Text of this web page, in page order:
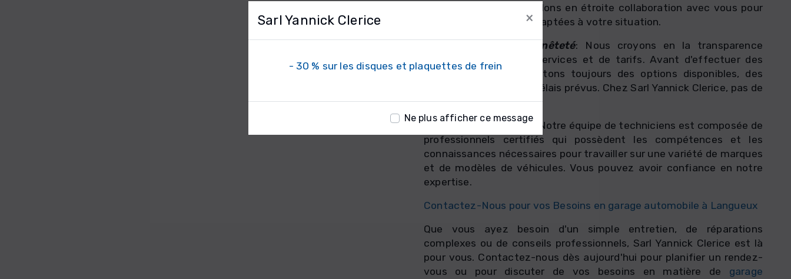
Sarl Yannick Clerice ×
- 30 % sur les disques et plaquettes de frein
Ne plus afficher ce message
compte, et nous travaillons en étroite collaboration avec vous pour
trouver des solutions adaptées à votre situation.
Transparence et Honnêteté: Nous croyons en la transparence
totale en matière de services et de tarifs. Avant d'effectuer des
réparations, nous discutons toujours des options disponibles, des
coûts associés et des délais prévus. Chez Sarl Yannick Clerice, pas de
surprises désagréables.
Techniciens Certifiés
: Notre équipe de techniciens est composée de
professionnels certifiés qui possèdent les compétences et les
connaissances nécessaires pour travailler sur une variété de marques
et de modèles de véhicules. Vous pouvez avoir confiance en notre
expertise.
Contactez-Nous pour vos Besoins en garage automobile à Langueux
Que vous ayez besoin d'un simple entretien, de réparations
complexes ou de conseils professionnels, Sarl Yannick Clerice est là
pour vous. Contactez-nous dès aujourd'hui pour planifier un rendez-
vous ou pour discuter de vos besoins en matière de garage